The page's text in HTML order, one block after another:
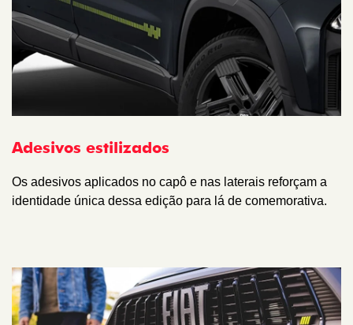
Adesivos estilizados
Os adesivos aplicados no capô e nas laterais reforçam a
identidade única dessa edição para lá de comemorativa.